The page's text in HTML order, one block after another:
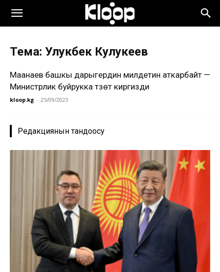
Тема: Улукбек Кулукеев
Маанаев башкы дарыгердин милдетин аткарбайт —
Министрлик буйрукка түзөтүү киргизди
kloop.kg - 25/09/2023
Редакциянын тандоосу